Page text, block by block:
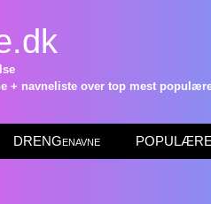
+ navneliste over top mest
DRENGenavne POPULÆRE